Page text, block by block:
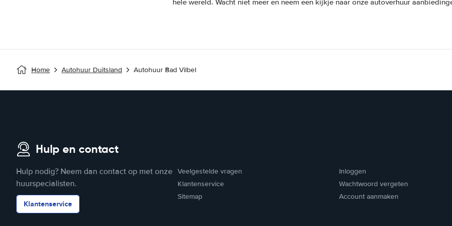
hele wereld. Wacht niet meer en neem een kijkje naar onze autoverhuur
Home Autohuur Duitsland Autohuur Bad Vilbel
Hulp en contact
Hulp nodig? Neem dan contact op met onze
huurspecialisten.
Klantenservice
Veelgestelde vragen
Klantenservice
Sitemap
Inloggen
Wachtwoord vergeten
Account aanmaken